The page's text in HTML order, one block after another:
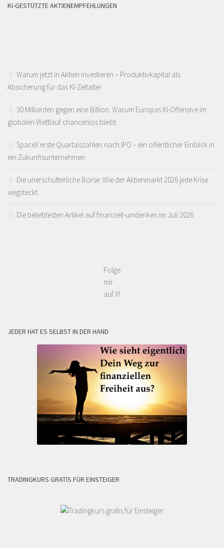
KI-GESTÜTZTE AKTIENEMPFEHLUNGEN
Warum jetzt in Aktien investieren – Produktivkapital als
Absicherung für das KI-Zeitalter
30 Milliarden gegen eine Billion: Warum Europas KI-Offensive im
globalen Wettlauf chancenlos bleibt
SpaceX erste Quartalszahlen nach IPO – ein öffentlicher Einblick in
ein Zukunftsunternehmen
Die unerschütterliche Börse: Wie der Aktienmarkt 2026 jede Krise
wegsteckt
Die beliebtesten Artikel auf finanziell-umdenken im Juli 2026
Folge
mir
auf X!
JEDER HAT ES SELBST IN DER HAND
TRADINGKURS GRATIS FÜR EINSTEIGER